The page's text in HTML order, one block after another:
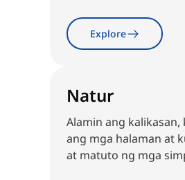
Explore
Natur
Alamin ang
ang mga halaman at
at matuto ng mga